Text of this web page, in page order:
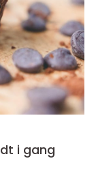
i gang